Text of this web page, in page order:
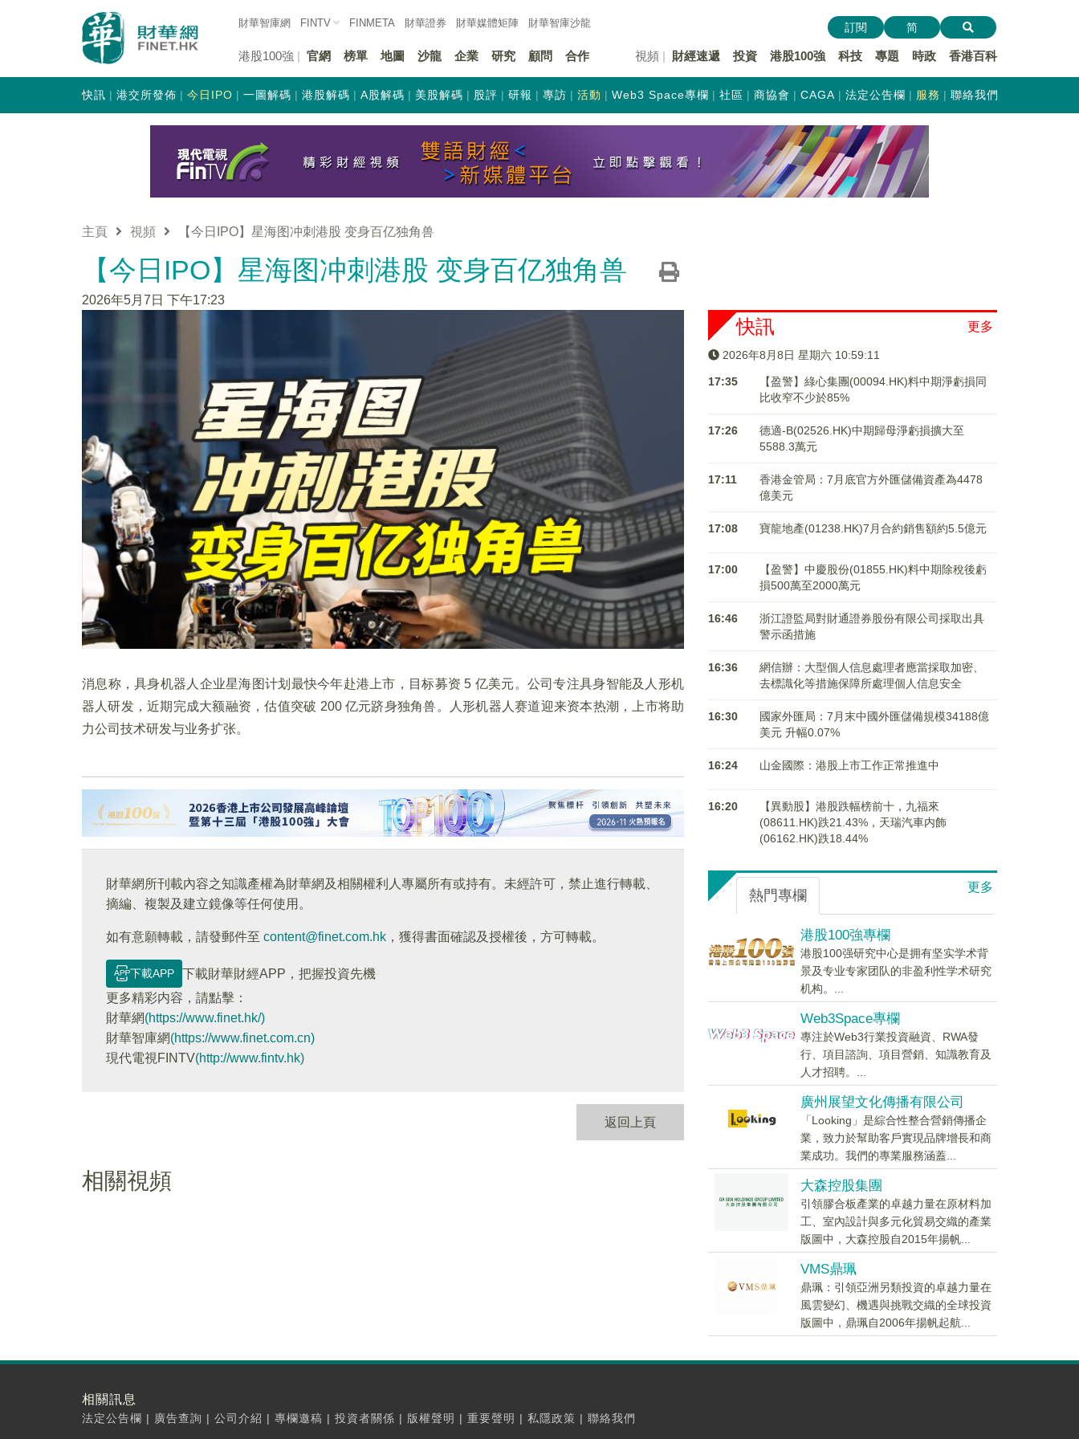
財華智庫網 FINTV FINMETA 財華證券 財華媒體矩陣 財華智庫沙龍
港股100強 官網 榜單 地圖 沙龍 企業 研究 顧問 合作 視頻 財經速遞 投資 港股100強 科技 專題 時政 香港百科
訂閱 简
快訊 港交所發佈 今日IPO 一圖解碼 港股解碼 A股解碼 美股解碼 股評 研報 專訪 活動 Web3 Space專欄 社區 商協會 CAGA 法定公告欄 服務 聯絡我們
主頁 視頻 【今日IPO】星海图冲刺港股 变身百亿独角兽
【今日IPO】星海图冲刺港股 变身百亿独角兽
2026年5月7日 下午17:23
消息称，具身机器人企业星海图计划最快今年赴港上市，目标募资 5 亿美元。公司专注具身智能及人形机
器人研发，近期完成大额融资，估值突破 200 亿元跻身独角兽。人形机器人赛道迎来资本热潮，上市将助
力公司技术研发与业务扩张。
財華網所刊載內容之知識產權為財華網及相關權利人專屬所有或持有。未經許可，禁止進行轉載、
摘編、複製及建立鏡像等任何使用。
如有意願轉載，請發郵件至 content@finet.com.hk ，獲得書面確認及授權後，方可轉載。
下載APP
下載財華財經APP，把握投資先機
更多精彩内容，請點擊：
財華網(https://www.finet.hk/)
財華智庫網(https://www.finet.com.cn)
現代電視FINTV(http://www.fintv.hk)
返回上頁
相關視頻
更多
快訊
2026年8月8日 星期六 10:59:11
17:35
【盈警】綠心集團(00094.HK)料中期淨虧損同
比收窄不少於85%
17:26
德適-B(02526.HK)中期歸母淨虧損擴大至
5588.3萬元
17:11
香港金管局：7月底官方外匯儲備資產為4478
億美元
17:08 寶龍地產(01238.HK)7月合約銷售額約5.5億元
17:00
【盈警】中慶股份(01855.HK)料中期除稅後虧
損500萬至2000萬元
16:46
浙江證監局對財通證券股份有限公司採取出具
警示函措施
16:36
網信辦：大型個人信息處理者應當採取加密、
去標識化等措施保障所處理個人信息安全
16:30
國家外匯局：7月末中國外匯儲備規模34188億
美元 升幅0.07%
16:24 山金國際：港股上市工作正常推進中
16:20
【異動股】港股跌幅榜前十，九福來
(08611.HK)跌21.43%，天瑞汽車内飾
(06162.HK)跌18.44%
更多
熱門專欄
港股100強專欄
港股100强研究中心是拥有坚实学术背
景及专业专家团队的非盈利性学术研究
机构。...
Web3Space專欄
專注於Web3行業投資融資、RWA發
行、項目諮詢、項目營銷、知識教育及
人才招聘。...
廣州展望文化傳播有限公司
「Looking」是綜合性整合營銷傳播企
業，致力於幫助客戶實現品牌增長和商
業成功。我們的專業服務涵蓋...
大森控股集團
引領膠合板產業的卓越力量在原材料加
工、室內設計與多元化貿易交織的產業
版圖中，大森控股自2015年揚帆...
VMS鼎珮
鼎珮：引領亞洲另類投資的卓越力量在
風雲變幻、機遇與挑戰交織的全球投資
版圖中，鼎珮自2006年揚帆起航...
相關訊息
法定公告欄 | 廣告查詢 | 公司介紹 | 專欄邀稿 | 投資者關係 | 版權聲明 | 重要聲明 | 私隱政策 | 聯絡我們